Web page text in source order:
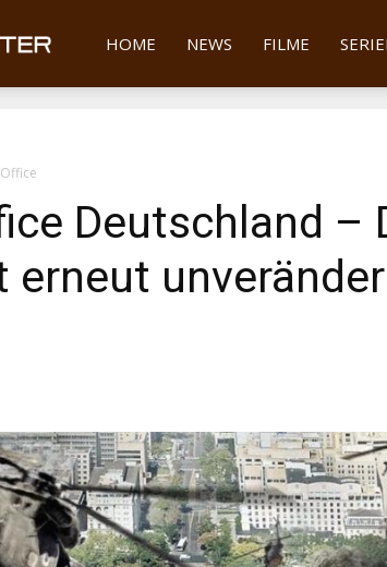
Filmfutter
HOME NEWS FILME
Deutschland –
erneut